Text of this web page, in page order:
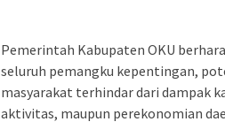
Pemerintah Kabupaten OKU
seluruh pemangku kepentingan,
masyarakat terhindar dari dampak
aktivitas, maupun perekonomian